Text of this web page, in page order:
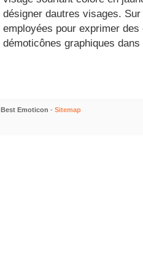
désigner dautres visages.
employées pour exprimer
démoticônes graphiques
Best Emoticon - Sitemap